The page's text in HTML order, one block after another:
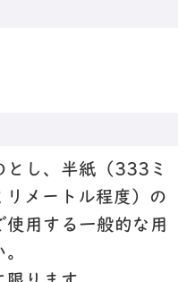
とし、半紙（333ミ
メートル程度）の
用する一般的な用